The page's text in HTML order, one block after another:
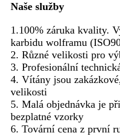
Naše služby
1.100% záruka kvality.
karbidu wolframu
2. Různé velikosti pro
3. Profesionální
4. Vítány jsou
velikosti
5. Malá objednávka je
bezplatné vzorky
6. Tovární cena z první